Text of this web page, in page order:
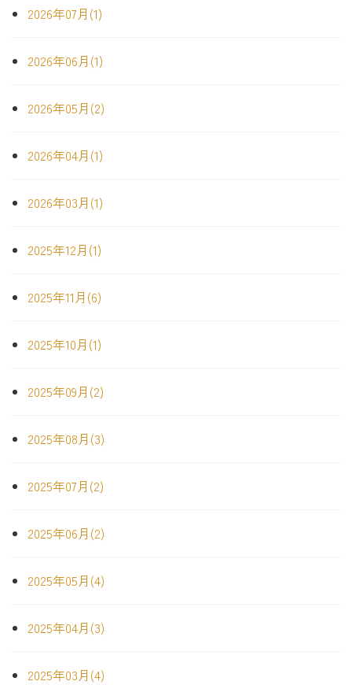
2026年07月(1)
2026年06月(1)
2026年05月(2)
2026年04月(1)
2026年03月(1)
2025年12月(1)
2025年11月(6)
2025年10月(1)
2025年09月(2)
2025年08月(3)
2025年07月(2)
2025年06月(2)
2025年05月(4)
2025年04月(3)
2025年03月(4)